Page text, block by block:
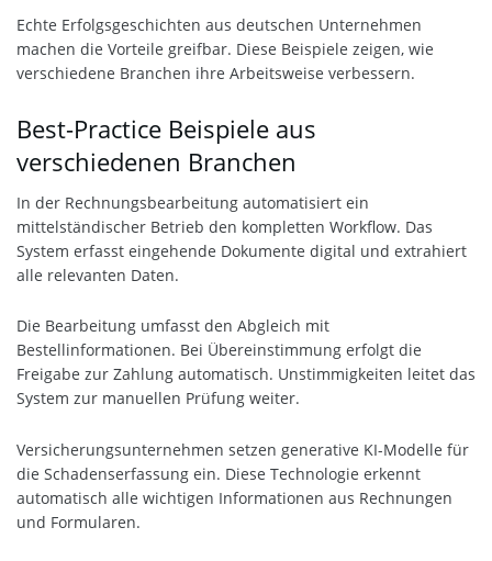
Echte Erfolgsgeschichten aus deutschen Unternehmen
machen die Vorteile greifbar. Diese Beispiele zeigen, wie
verschiedene Branchen ihre Arbeitsweise verbessern.
Best-Practice Beispiele aus
verschiedenen Branchen
In der Rechnungsbearbeitung automatisiert ein
mittelständischer Betrieb den kompletten Workflow. Das
System erfasst eingehende Dokumente digital und extrahiert
alle relevanten Daten.
Die Bearbeitung umfasst den Abgleich mit
Bestellinformationen. Bei Übereinstimmung erfolgt die
Freigabe zur Zahlung automatisch. Unstimmigkeiten leitet das
System zur manuellen Prüfung weiter.
Versicherungsunternehmen setzen generative KI-Modelle für
die Schadenserfassung ein. Diese Technologie erkennt
automatisch alle wichtigen Informationen aus Rechnungen
und Formularen.